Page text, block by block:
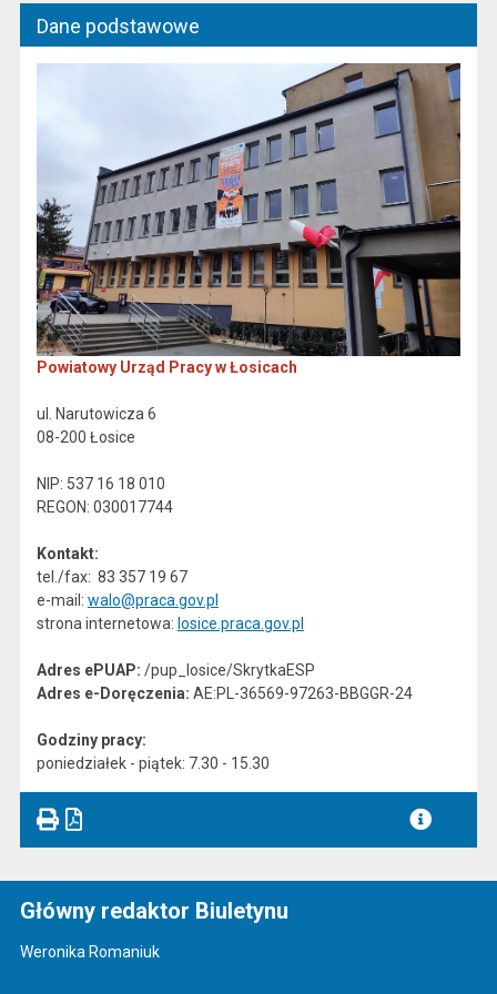
Dane podstawowe
Powiatowy Urząd Pracy w Łosicach
ul. Narutowicza 6
08-200 Łosice
NIP: 537 16 18 010
REGON: 030017744
Kontakt:
tel./fax: 83 357 19 67
e-mail: walo@praca.gov.pl
strona internetowa: losice.praca.gov.pl
Adres ePUAP: /pup_losice/SkrytkaESP
Adres e-Doręczenia: AE:PL-36569-97263-BBGGR-24
Godziny pracy:
poniedziałek - piątek: 7.30 - 15.30
Główny redaktor Biuletynu
Weronika Romaniuk